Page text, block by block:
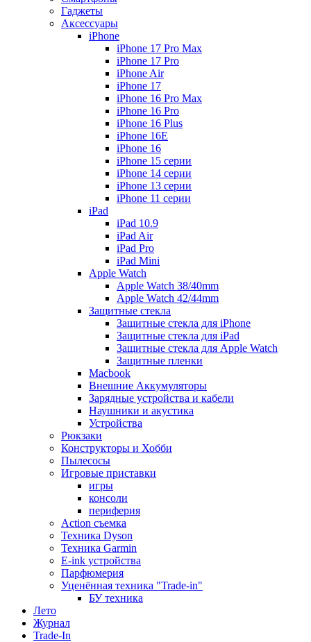
Гаджеты
Аксессуары
iPhone
iPhone 17 Pro Max
iPhone 17 Pro
iPhone Air
iPhone 17
iPhone 16 Pro Max
iPhone 16 Pro
iPhone 16 Plus
iPhone 16E
iPhone 16
iPhone 15 серии
iPhone 14 серии
iPhone 13 серии
iPhone 11 серии
iPad
iPad 10.9
iPad Air
iPad Pro
iPad Mini
Apple Watch
Apple Watch 38/40mm
Apple Watch 42/44mm
Защитные стекла
Защитные стекла для iPhone
Защитные стекла для iPad
Защитные стекла для Apple Watch
Защитные пленки
Macbook
Внешние Аккумуляторы
Зарядные устройства и кабели
Наушники и акустика
Устройства
Рюкзаки
Конструкторы и Хобби
Пылесосы
Игровые приставки
игры
консоли
периферия
Action съемка
Техника Dyson
Техника Garmin
E-ink устройства
Парфюмерия
Уценённая техника "Trade-in"
БУ техника
Лето
Журнал
Trade-In